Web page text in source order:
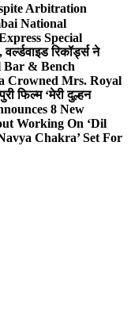
Arbitration
National
Special
रिकॉर्ड्स ने
Bar & Bench
Crowned Mrs. Royal
फिल्म ‘मेरी दुल्हन
8 New
Working On ‘Dil
Chakra’ Set For